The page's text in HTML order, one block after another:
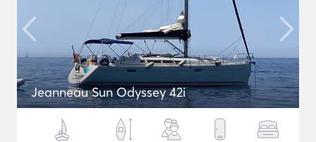
Jeanneau Sun Odyssey 42i